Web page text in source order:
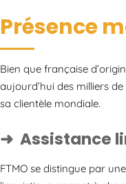
Présence
Bien que française
aujourd’hui des milliers
sa clientèle mondiale.
Assistance
FTMO se distingue par